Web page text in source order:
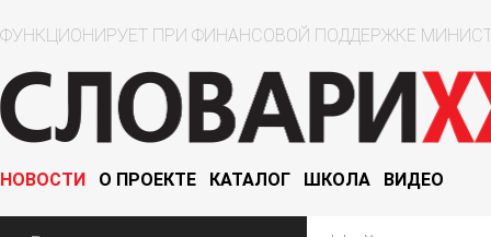
ФУНКЦИОНИРУЕТ ПРИ ФИНАНСОВОЙ ПОДДЕРЖКЕ
НОВОСТИ О ПРОЕКТЕ КАТАЛОГ ШКОЛА ВИДЕО